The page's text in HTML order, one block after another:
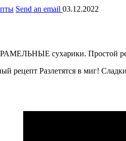
Send an email 03.12.2022
рецепт Разлетятся в миг!